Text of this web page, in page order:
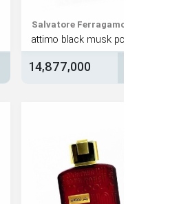
Salvatore
14,877,000